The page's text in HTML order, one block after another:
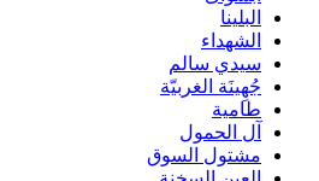
البلينا
الشهداء
سيدي سالم
جُهِينَة الغربيّة
طامية
آل الحمول
مشتول السوق